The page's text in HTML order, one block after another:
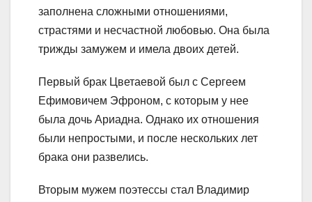
заполнена сложными отношениями,
страстями и несчастной любовью. Она была
трижды замужем и имела двоих детей.
Первый брак Цветаевой был с Сергеем
Ефимовичем Эфроном, с которым у нее
была дочь Ариадна. Однако их отношения
были непростыми, и после нескольких лет
брака они развелись.
Вторым мужем поэтессы стал Владимир